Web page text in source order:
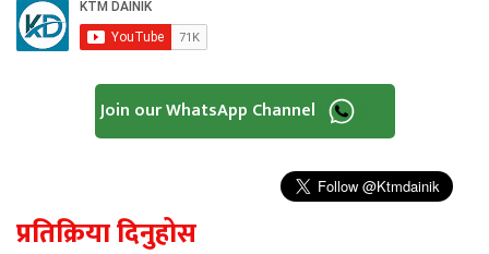
Join our WhatsApp Channel
प्रतिक्रिया दिनुहोस